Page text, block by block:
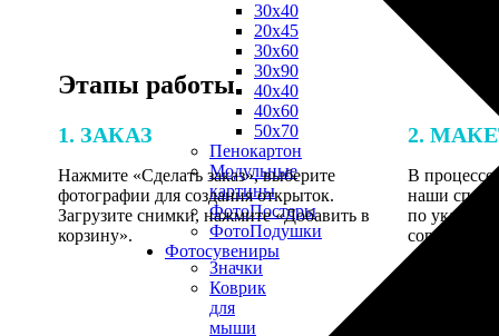
30х40
20х45
30х60
30х90
40х40
40х60
50х70
Пенокартон
Модульные
картины
ФотоПостеры
ФотоПодушки
Фотоcувениры
Значки
Коврик
для
мыши
Этапы работы
1. ЗАКАЗ
Нажмите «Сделать заказ», выберите
фотографии для создания открыток.
Загрузите снимки, нажмите «Добавить в
корзину».
2.
В процессе
наши
по